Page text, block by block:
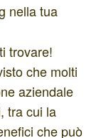
nella tua
trovare!
che molti
aziendale
tra cui la
che può